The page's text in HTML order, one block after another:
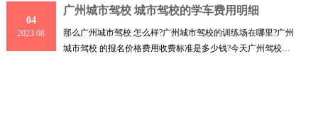
04
2023.08
广州城市驾校 城市驾校的学车费用明细
那么广州城市驾校 怎么样?广州城市驾校的训练场在哪里?广州
城市驾校 的报名价格费用收费标准是多少钱?今天广州驾校小